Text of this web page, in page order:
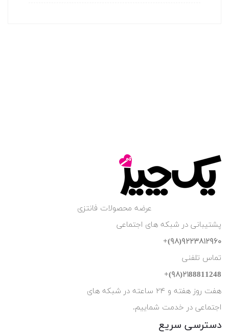
عرضه محصولات فانتزی
پشتیبانی در شبکه های اجتماعی
۹۲۲۳۸۱۲۹۶۰(۹۸)+
تماس تلفنی
۲۱88811248(۹۸)+
هفت روز هفته و ۲۴ ساعته در شبکه های
اجتماعی در خدمت شماییم.
دسترسی سریع